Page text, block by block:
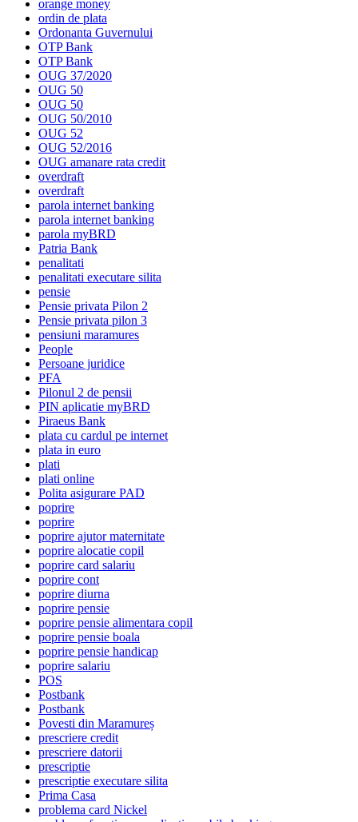
orange money
ordin de plata
Ordonanta Guvernului
OTP Bank
OTP Bank
OUG 37/2020
OUG 50
OUG 50
OUG 50/2010
OUG 52
OUG 52/2016
OUG amanare rata credit
overdraft
overdraft
parola internet banking
parola internet banking
parola myBRD
Patria Bank
penalitati
penalitati executare silita
pensie
Pensie privata Pilon 2
Pensie privata pilon 3
pensiuni maramures
People
Persoane juridice
PFA
Pilonul 2 de pensii
PIN aplicatie myBRD
Piraeus Bank
plata cu cardul pe internet
plata in euro
plati
plati online
Polita asigurare PAD
poprire
poprire
poprire ajutor maternitate
poprire alocatie copil
poprire card salariu
poprire cont
poprire diurna
poprire pensie
poprire pensie alimentara copil
poprire pensie boala
poprire pensie handicap
poprire salariu
POS
Postbank
Postbank
Povesti din Maramureș
prescriere credit
prescriere datorii
prescriptie
prescriptie executare silita
Prima Casa
problema card Nickel